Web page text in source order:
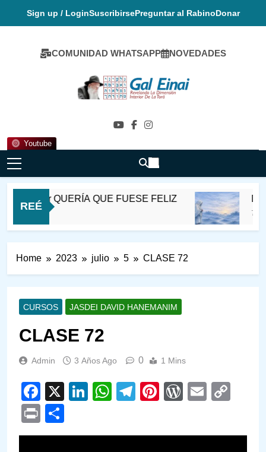
Sign up / LoginSuscribirsePreguntar al RabinoDonar
COMUNIDAD WHATSAPP NOVEDADES
Youtube
Gal Einai En
REÉ
Satmer QUERÍA QUE FUESE FELIZ
7
Home 2023 julio 5 CLASE 72
CURSOS JASDEI DAVID HANEMANIM
CLASE 72
Admin 3 Años Ago 0 1 Mins
Facebook
X LinkedIn
WhatsApp
Telegram
PinterestEmail
Print